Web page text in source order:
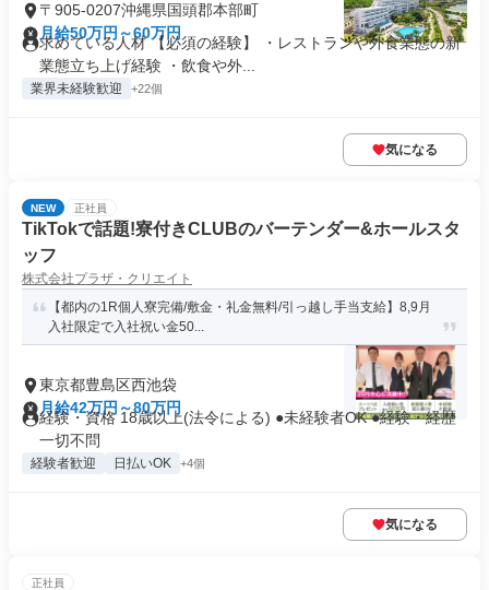
〒905-0207沖縄県国頭郡本部町
月給50万円～60万円
求めている人材 【必須の経験】 ・レストランや外食業態の新
業態立ち上げ経験 ・飲食や外...
業界未経験歓迎 +22個
気になる
NEW 正社員
TikTokで話題!寮付きCLUBのバーテンダー&ホールスタ
ッフ
株式会社プラザ・クリエイト
【都内の1R個人寮完備/敷金・礼金無料/引っ越し手当支給】8,9月
入社限定で入社祝い金50...
東京都豊島区西池袋
月給42万円～80万円
経験・資格 18歳以上(法令による) ●未経験者OK ●経験・経歴
一切不問
経験者歓迎 日払いOK +4個
気になる
正社員